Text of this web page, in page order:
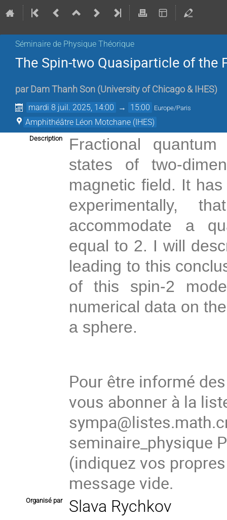
Séminaire de Physique Théorique
The Spin-two Quasiparticle of the
par Dam Thanh Son (University of Chicago & IHES)
mardi 8 juil. 2025, 14:00 → 15:00 Europe/Paris
Amphithéâtre Léon Motchane (IHES)
Description
Fractional
states of two-
magnetic field. It
experimentally,
accommodate a
equal to 2. I will
leading to this
of this spin-2
numerical data on
a sphere.
Pour être informé
vous abonner à la
seminaire_physique
(indiquez vos
message vide.
Organisé par Slava Rychkov